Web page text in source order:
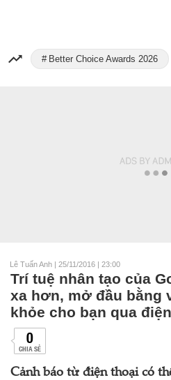
Better Choice Awards 2026
Lê Tuấn Anh | 25/11/2016 | 23:00
Trí tuệ nhân tạo của
xa hơn, mở đầu bằng
khỏe cho bạn qua
0
CHIA SẺ
Cảnh báo từ điện thoại có